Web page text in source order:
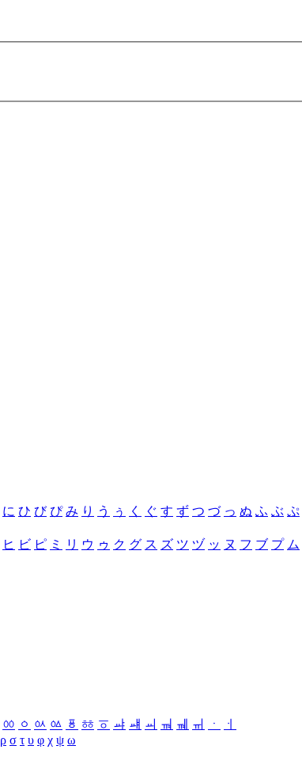
に ひ び ぴ み り う ぅ く ぐ す ず つ づ っ ぬ ふ ぶ ぷ
ヒ ビ ピ ミ リ ウ ゥ ク グ ス ズ ツ ヅ ッ ヌ フ ブ プ ム
ㆀ ㆁ ㆂ ㆃ ㆄ ㆅ ㆆ ㆇ ㆈ ㆉ ㆊ ㆋ ㆌ ㆍ
ㆎ
ρ σ τ υ φ χ ψ ω